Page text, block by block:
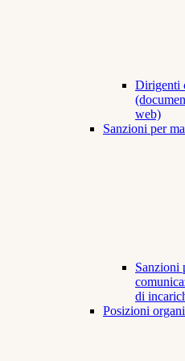
Dirigenti
web)
Sanzioni per
Sanzioni
di
Posizioni